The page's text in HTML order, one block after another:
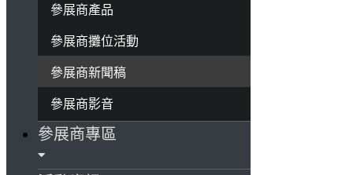
參展商產品
參展商攤位活動
參展商新聞稿
參展商影音
參展商專區